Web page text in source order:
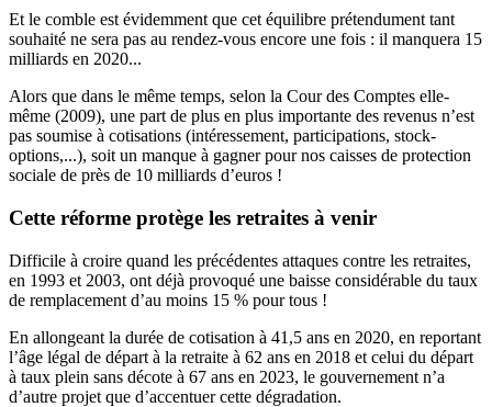
Et le comble est évidemment que cet équilibre prétendument tant
souhaité ne sera pas au rendez-vous encore une fois : il manquera 15
milliards en 2020...
Alors que dans le même temps, selon la Cour des Comptes elle-
même (2009), une part de plus en plus importante des revenus n’est
pas soumise à cotisations (intéressement, participations, stock-
options,...), soit un manque à gagner pour nos caisses de protection
sociale de près de 10 milliards d’euros !
Cette réforme protège les retraites à venir
Difficile à croire quand les précédentes attaques contre les retraites,
en 1993 et 2003, ont déjà provoqué une baisse considérable du taux
de remplacement d’au moins 15 % pour tous !
En allongeant la durée de cotisation à 41,5 ans en 2020, en reportant
l’âge légal de départ à la retraite à 62 ans en 2018 et celui du départ
à taux plein sans décote à 67 ans en 2023, le gouvernement n’a
d’autre projet que d’accentuer cette dégradation.